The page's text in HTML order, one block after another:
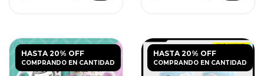
HASTA 20% OFF
COMPRANDO EN CANTIDAD
HASTA 20% OFF
COMPRANDO EN CANTIDAD